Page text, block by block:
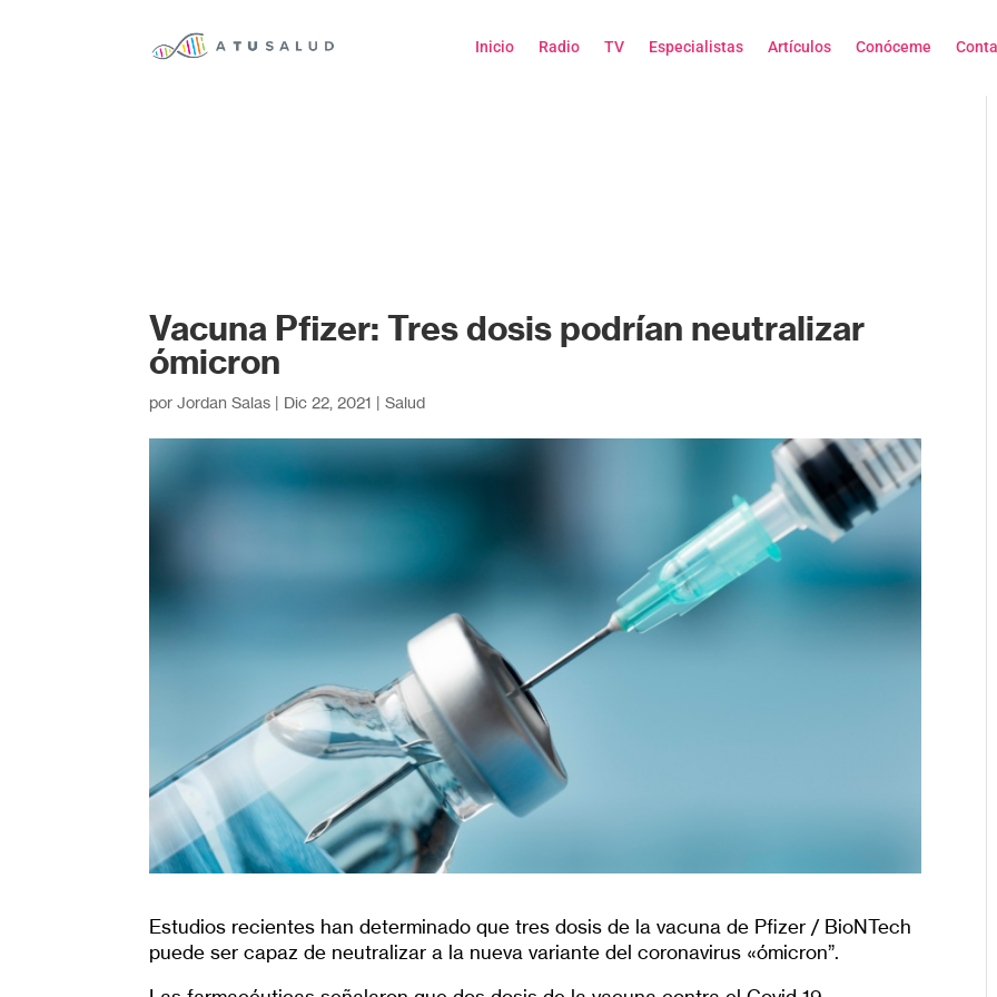
Inicio Radio TV Especialistas Artículos Conóceme
Vacuna Pfizer: Tres dosis podrían neutralizar
ómicron
porJordan Salas | Dic 22, 2021 |Salud
Estudios recientes han determinado que tres dosis de la vacuna de Pfizer / BioNTech
puede ser capaz de neutralizar a la nueva variante del coronavirus «ómicron”.